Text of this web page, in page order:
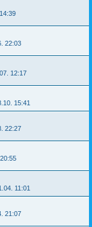
22:03
12:17
15:41
22:27
11:01
21:07